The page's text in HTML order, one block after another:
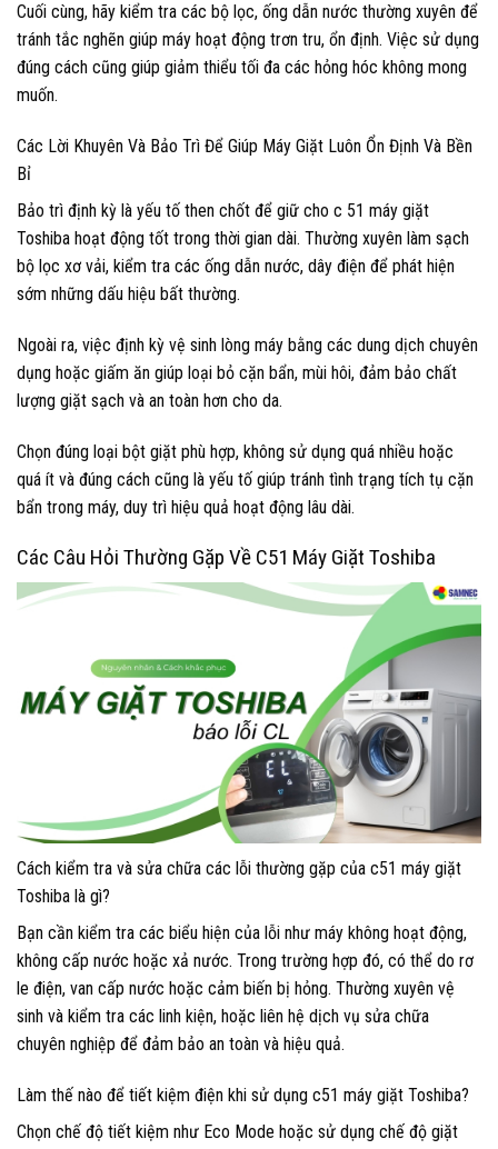
Cuối cùng, hãy kiểm tra các bộ lọc, ống dẫn nước thường xuyên để
tránh tắc nghẽn giúp máy hoạt động trơn tru, ổn định. Việc sử dụng
đúng cách cũng giúp giảm thiểu tối đa các hỏng hóc không mong
muốn.
Các Lời Khuyên Và Bảo Trì Để Giúp Máy Giặt Luôn Ổn Định Và Bền
Bỉ
Bảo trì định kỳ là yếu tố then chốt để giữ cho c 51 máy giặt
Toshiba hoạt động tốt trong thời gian dài. Thường xuyên làm sạch
bộ lọc xơ vải, kiểm tra các ống dẫn nước, dây điện để phát hiện
sớm những dấu hiệu bất thường.
Ngoài ra, việc định kỳ vệ sinh lòng máy bằng các dung dịch chuyên
dụng hoặc giấm ăn giúp loại bỏ cặn bẩn, mùi hôi, đảm bảo chất
lượng giặt sạch và an toàn hơn cho da.
Chọn đúng loại bột giặt phù hợp, không sử dụng quá nhiều hoặc
quá ít và đúng cách cũng là yếu tố giúp tránh tình trạng tích tụ cặn
bẩn trong máy, duy trì hiệu quả hoạt động lâu dài.
Các Câu Hỏi Thường Gặp Về C51 Máy Giặt Toshiba
Cách kiểm tra và sửa chữa các lỗi thường gặp của c51 máy giặt
Toshiba là gì?
Bạn cần kiểm tra các biểu hiện của lỗi như máy không hoạt động,
không cấp nước hoặc xả nước. Trong trường hợp đó, có thể do rơ
le điện, van cấp nước hoặc cảm biến bị hỏng. Thường xuyên vệ
sinh và kiểm tra các linh kiện, hoặc liên hệ dịch vụ sửa chữa
chuyên nghiệp để đảm bảo an toàn và hiệu quả.
Làm thế nào để tiết kiệm điện khi sử dụng c51 máy giặt Toshiba?
Chọn chế độ tiết kiệm như Eco Mode hoặc sử dụng chế độ giặt